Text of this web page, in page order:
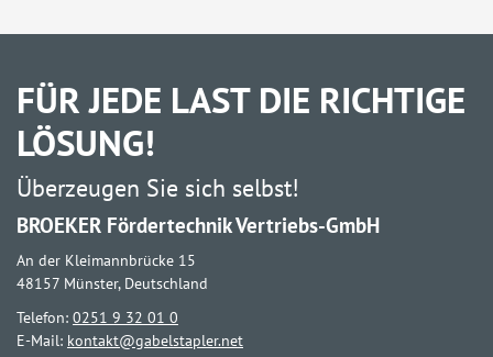
FÜR JEDE LAST DIE RICHTIGE
LÖSUNG!
Überzeugen Sie sich selbst!
BROEKER Fördertechnik Vertriebs-GmbH
An der Kleimannbrücke 15
48157 Münster, Deutschland
Telefon: 0251 9 32 01 0
E-Mail: kontakt@gabelstapler.net